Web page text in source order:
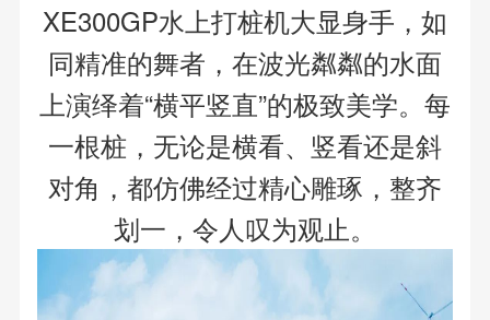
XE300GP水上打桩机大显身手，如
同精准的舞者，在波光粼粼的水面
上演绎着“横平竖直”的极致美学。每
一根桩，无论是横看、竖看还是斜
对角，都仿佛经过精心雕琢，整齐
划一，令人叹为观止。